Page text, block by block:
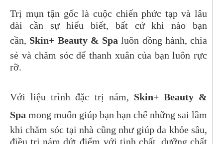
Trị mụn tận gốc là cuộc chiến phức tạp và lâu
dài cần sự hiểu biết, bất cứ khi nào bạn
cần, Skin+ Beauty & Spa luôn đồng hành, chia
sẻ và chăm sóc để thanh xuân của bạn luôn rực
rỡ.
Với liệu trình đặc trị nám, Skin+ Beauty &
Spa mong muốn giúp bạn hạn chế những sai lầm
khi chăm sóc tại nhà cũng như giúp da khỏe sâu,
điều trị nám dứt điểm với tinh chất, dưỡng chất